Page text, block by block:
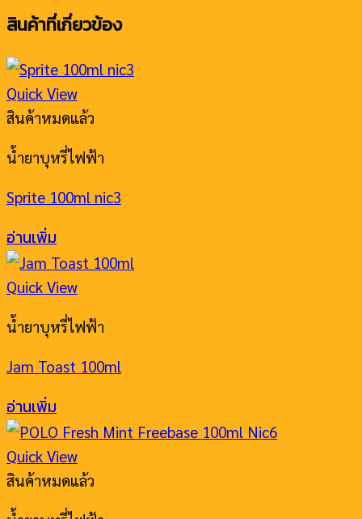
สินค้าที่เกี่ยวข้อง
Quick View
สินค้าหมดแล้ว
น้ำยาบุหรี่ไฟฟ้า
Sprite 100ml nic3
อ่านเพิ่ม
Quick View
น้ำยาบุหรี่ไฟฟ้า
Jam Toast 100ml
อ่านเพิ่ม
Quick View
สินค้าหมดแล้ว